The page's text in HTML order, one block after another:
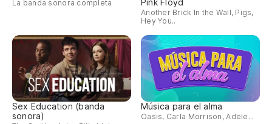
La banda sonora completa
Pink Floyd
Another Brick In the Wall, Pigs,
Hey You..
Sex Education (banda
sonora)
Música para el alma
Oasis, Carla Morrison, Adele...